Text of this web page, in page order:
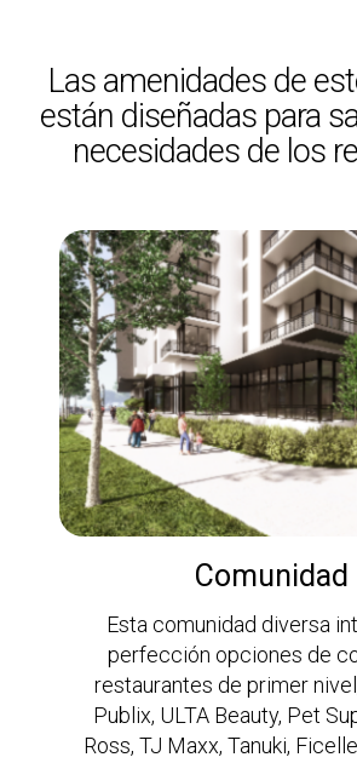
Las amenidades de
están diseñadas para
necesidades de los
Comunidad
Esta comunidad diversa
perfección opciones de
restaurantes de primer
Publix, ULTA Beauty, Pet
Ross, TJ Maxx, Tanuki,